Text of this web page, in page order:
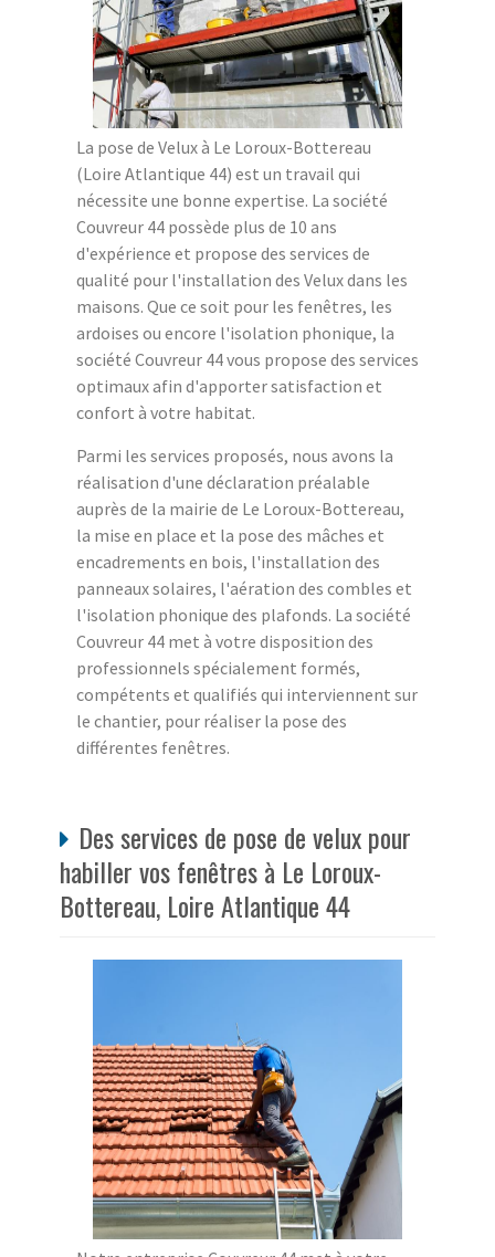
La pose de Velux à Le Loroux-Bottereau
(Loire Atlantique 44) est un travail qui
nécessite une bonne expertise. La société
Couvreur 44 possède plus de 10 ans
d'expérience et propose des services de
qualité pour l'installation des Velux dans les
maisons. Que ce soit pour les fenêtres, les
ardoises ou encore l'isolation phonique, la
société Couvreur 44 vous propose des services
optimaux afin d'apporter satisfaction et
confort à votre habitat.
Parmi les services proposés, nous avons la
réalisation d'une déclaration préalable
auprès de la mairie de Le Loroux-Bottereau,
la mise en place et la pose des mâches et
encadrements en bois, l'installation des
panneaux solaires, l'aération des combles et
l'isolation phonique des plafonds. La société
Couvreur 44 met à votre disposition des
professionnels spécialement formés,
compétents et qualifiés qui interviennent sur
le chantier, pour réaliser la pose des
différentes fenêtres.
Des services de pose de velux pour
habiller vos fenêtres à Le Loroux-
Bottereau, Loire Atlantique 44